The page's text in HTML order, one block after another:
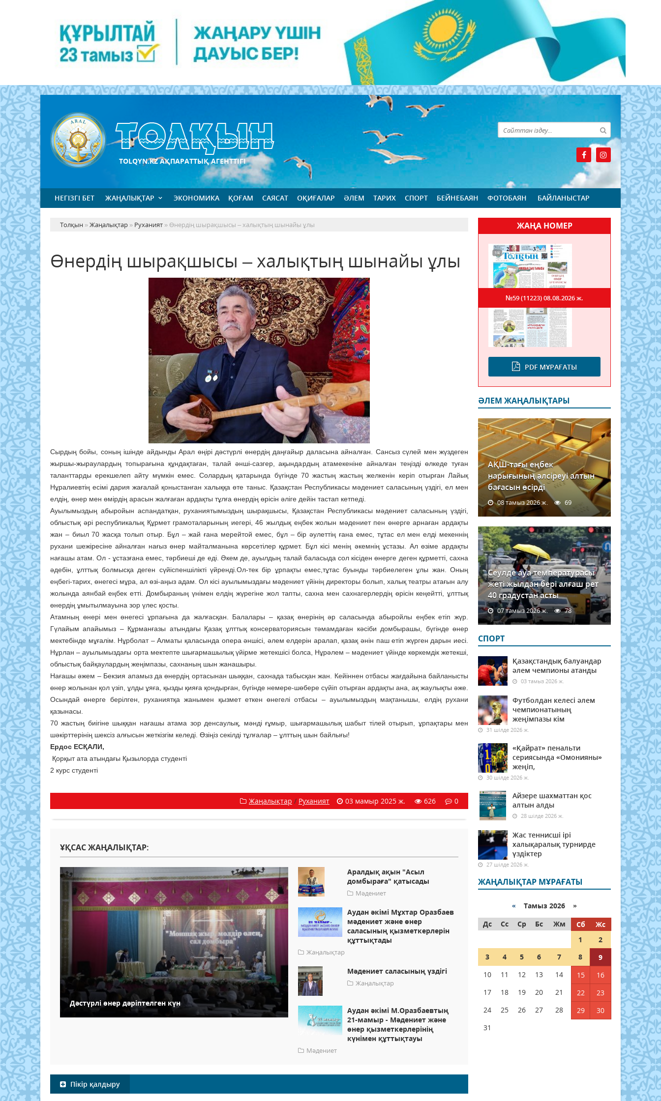
TOLQYN.KZ АҚПАРАТТЫҚ АГЕНТТІГІ
НЕГІЗГІ БЕТ ЖАҢАЛЫҚТАР ЭКОНОМИКА ҚОҒАМ САЯСАТ ОҚИҒАЛАР ӘЛЕМ ТАРИХ СПОРТ БЕЙНЕБАЯН ФОТОБАЯН БАЙЛАНЫСТАР
Толқын »Жаңалықтар » Руханият » Өнердің шырақшысы – халықтың шынайы ұлы
Өнердің шырақшысы – халықтың шынайы ұлы
Сырдың бойы, соның ішінде айдынды Арал өңірі дәстүрлі өнердің даңғайыр даласына айналған. Сансыз сүлей мен жүздеген
жыршы-жыраулардың топырағына құндақтаған, талай әнші-сазгер, ақындардың атамекеніне айналған теңізді өлкеде туған
таланттарды ерекшелеп айту мүмкін емес. Солардың қатарында бүгінде 70 жастың жастың желкенін керіп отырған Лайық
Нұралиевтің есімі дария жағалай қоныстанған халыққа өте таныс. Қазақстан Республикасы мәдениет саласының үздігі, ел мен
елдің, өнер мен өмірдің арасын жалғаған ардақты тұлға өнердің өрісін әліге дейін тастап кетпеді.
Ауылымыздың абыройын аспандатқан, руханиятымыздың шырақшысы, Қазақстан Республикасы мәдениет саласының үздігі,
облыстық әрі республикалық Құрмет грамоталарының иегері, 46 жылдық еңбек жолын мәдениет пен өнерге арнаған ардақты
жан – биыл 70 жасқа толып отыр. Бұл – жай ғана мерейтой емес, бұл – бір әулеттің ғана емес, тұтас ел мен елді мекеннің
рухани шежіресіне айналған нағыз өнер майталманына көрсетілер құрмет. Бұл кісі менің әкемнің ұстазы. Ал өзіме ардақты
нағашы атам. Ол - ұстазғана емес, тәрбиеші де еді. Әкем де, ауылдың талай баласыда сол кісіден өнерге деген құрметті, сахна
әдебін, ұлттық болмысқа деген сүйіспеншілікті үйренді.Ол-тек бір ұрпақты емес,тұтас буынды тәрбиелеген ұлы жан. Оның
еңбегі-тарих, өнегесі мұра, ал өзі-аңыз адам. Ол кісі ауылымыздағы мәдениет үйінің директоры болып, халық театры атағын алу
жолында аянбай еңбек етті. Домбыраның үнімен елдің жүрегіне жол тапты, сахна мен сахнагерлердің өрісін кеңейтті, ұлттық
өнердің ұмытылмауына зор үлес қосты.
Атамның өнері мен өнегесі ұрпағына да жалғасқан. Балалары – қазақ өнерінің әр саласында абыройлы еңбек етіп жүр.
Гүлайым апайымыз – Құрманғазы атындағы Қазақ ұлттық консерваториясын тәмамдаған кәсіби домбырашы, бүгінде өнер
мектебінде мұғалім. Нұрболат – Алматы қаласында опера әншісі, әлем елдерін аралап, қазақ әнін паш етіп жүрген дарын иесі.
Нұрлан – ауылымыздағы орта мектепте шығармашылық үйірме жетекшісі болса, Нұрәлем – мәдениет үйінде көркемдік жетекші,
облыстық байқаулардың жеңімпазы, сахнаның шын жанашыры.
Нағашы әжем – Бекзия апамыз да өнердің ортасынан шыққан, сахнада табысқан жан. Кейіннен отбасы жағдайына байланысты
өнер жолынан қол үзіп, ұлды ұяға, қызды қияға қондырған, бүгінде немере-шөбере сүйіп отырған ардақты ана, ақ жаулықты әже.
Осындай өнерге берілген, руханиятқа жанымен қызмет еткен өнегелі отбасы – ауылымыздың мақтанышы, елдің рухани
қазынасы.
70 жастың биігіне шыққан нағашы атама зор денсаулық, мәнді ғұмыр, шығармашылық шабыт тілей отырып, ұрпақтары мен
шәкірттерінің шексіз алғысын жеткізгім келеді. Өзіңіз секілді тұлғалар – ұлттың шын байлығы!
Ердос ЕСҚАЛИ,
Қорқыт ата атындағы Қызылорда студенті
2 курс студенті
Жаңалықтар / Руханият 03 мамыр 2025 ж. 626 0
ҰҚСАС ЖАҢАЛЫҚТАР:
Дәстүрлі өнер дәріптелген күн
Аралдық ақын "Асыл
домбыраға" қатысады
Мәдениет
Аудан әкімі Мұхтар Оразбаев
мәдениет және өнер
саласының қызметкерлерін
құттықтады
Жаңалықтар
Мәдениет саласының үздігі
Жаңалықтар
Аудан әкімі М.Оразбаевтың
21-мамыр - Мәдениет және
өнер қызметкерлерінің
күнімен құттықтауы
Мәдениет
Пікір қалдыру
ЖАҢА НОМЕР
PDF МҰРАҒАТЫ
№59 (11223)08.08.2026 ж.
ӘЛЕМ ЖАҢАЛЫҚТАРЫ
АҚШ-тағы еңбек
нарығының әлсіреуі алтын
бағасын өсірді
08 тамыз 2026 ж. 69
Сеулде ауа температурасы
жеті жылдан бері алғаш рет
40 градустан асты
07 тамыз 2026 ж. 78
СПОРТ
Қазақстандық балуандар
әлем чемпионы атанды
03 тамыз 2026 ж.
Футболдан келесі әлем
чемпионатының
жеңімпазы кім
31 шілде 2026 ж.
«Қайрат» пенальти
сериясында «Омонияны»
жеңіп,
30 шілде 2026 ж.
Айзере шахматтан қос
алтын алды
28 шілде 2026 ж.
Жас теннисші ірі
халықаралық турнирде
үздіктер
27 шілде 2026 ж.
ЖАҢАЛЫҚТАР МҰРАҒАТЫ
« Тамыз 2026 »
Дс
Сс Ср Бс Жм Сб
Жс
1
2
3
4 5 6 7 8
9
10
11 12 13 14 15
16
17
18 19 20 21 22
23
24
25 26 27 28 29
30
31